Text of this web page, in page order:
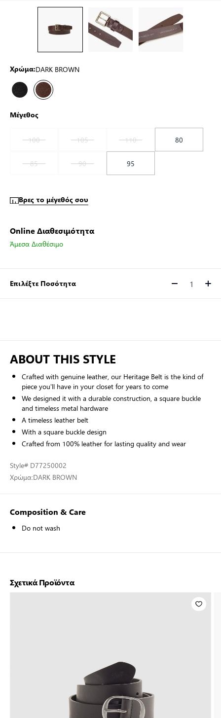
Χρώμα:DARK BROWN
Μέγεθος
100 105 110
80
85
90 95
Βρες το μέγεθός σου
Online Διαθεσιμότητα
Άμεσα Διαθέσιμο
Επιλέξτε Ποσότητα Ποσότητα
ABOUT THIS STYLE
Crafted with genuine leather, our Heritage Belt is the kind of
piece you'll have in your closet for years to come
We designed it with a durable construction, a square buckle
and timeless metal hardware
A timeless leather belt
With a square buckle design
Crafted from 100% leather for lasting quality and wear
Style# D77250002
Χρώμα:DARK BROWN
Composition & Care
Do not wash
Σχετικά Προϊόντα